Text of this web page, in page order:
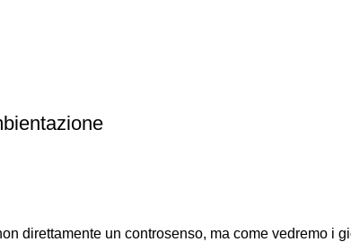
direttamente un controsenso, ma come vedremo i